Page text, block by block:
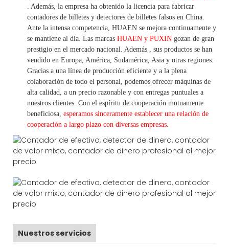
. Además, la empresa ha obtenido la licencia para fabricar
contadores de billetes y detectores de billetes falsos en China.
Ante la intensa competencia, HUAEN se mejora continuamente y
se mantiene al día. Las marcas HUAEN y PUXIN gozan de gran
prestigio en el mercado nacional. Además
sus productos se han
vendido en Europa, América, Sudamérica, Asia y otras regiones.
Gracias a una línea de producción eficiente y a la plena
colaboración de todo el personal, podemos ofrecer máquinas de
alta calidad, a un precio razonable y con entregas puntuales a
nuestros clientes. Con el espíritu de cooperación mutuamente
beneficiosa, esperamos sinceramente establecer una relación de
cooperación a largo plazo con diversas empresas.
Nuestros servicios